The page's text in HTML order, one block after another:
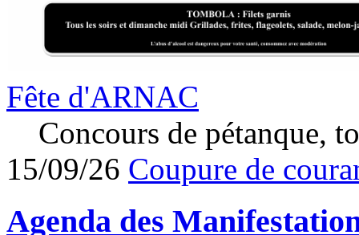
Fête d'ARNAC
Concours de pétanque,
15/09/26 Coupure de
Agenda des